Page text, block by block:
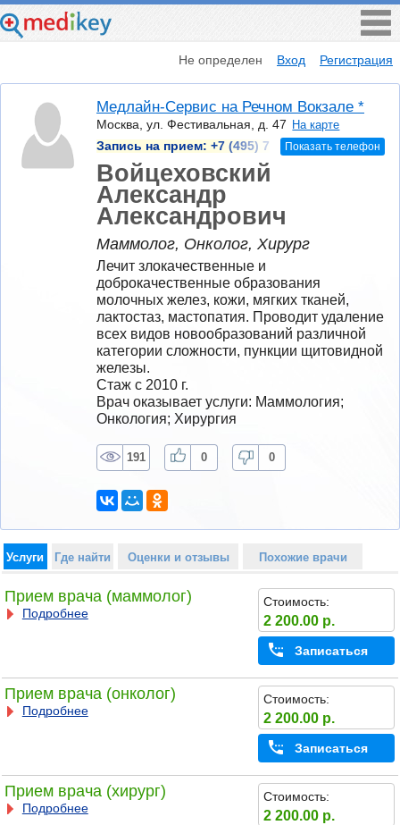
Не определен Вход Регистрация
Медлайн-Сервис на Речном Вокзале *
Москва, ул. Фестивальная, д. 47 На карте
Запись на прием: +7 (495) 7 Показать телефон
Войцеховский
Александр
Александрович
Маммолог, Онколог, Хирург
Лечит злокачественные и
доброкачественные образования
молочных желез, кожи, мягких тканей,
лактостаз, мастопатия. Проводит удаление
всех видов новообразований различной
категории сложности, пункции щитовидной
железы.
Стаж с 2010 г.
Врач оказывает услуги: Маммология;
Онкология; Хирургия
191 0 0
Услуги Где найти Оценки и отзывы Похожие врачи
Прием врача (маммолог)
Подробнее
Стоимость:
2 200.00 р.
Записаться
Прием врача (онколог)
Подробнее
Стоимость:
2 200.00 р.
Записаться
Прием врача (хирург)
Подробнее
Стоимость:
2 200.00 р.